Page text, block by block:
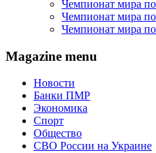
Чемпионат мира
Чемпионат мира
Чемпионат мира
Magazine menu
Новости
Банки ПМР
Экономика
Спорт
Общество
СВО России на Украине